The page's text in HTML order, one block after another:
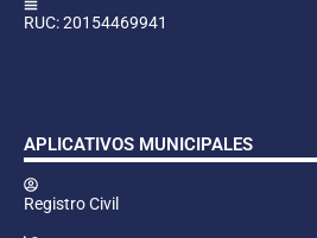
RUC: 20154469941
APLICATIVOS MUNICIPALES
Registro Civil